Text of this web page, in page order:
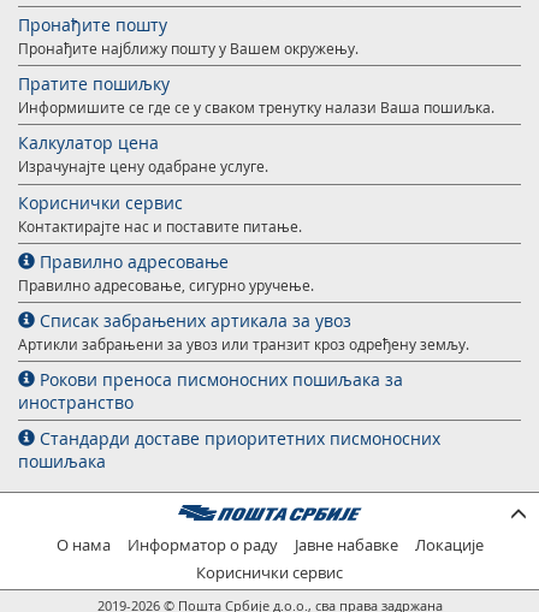
Пронађите пошту
Пронађите најближу пошту у Вашем окружењу.
Пратите пошиљку
Информишите се где се у сваком тренутку налази Ваша пошиљка.
Калкулатор цена
Израчунајте цену одабране услуге.
Кориснички сервис
Контактирајте нас и поставите питање.
Правилно адресовање
Правилно адресовање, сигурно уручење.
Списак забрањених артикала за увоз
Артикли забрањени за увоз или транзит кроз одређену земљу.
Рокови преноса писмоносних пошиљака за
иностранство
Стандарди доставе приоритетних писмоносних
пошиљака
О нама Информатор о раду Јавне набавке
Локације
Кориснички сервис
2019-2026 © Пошта Србије д.о.о., сва права задржана